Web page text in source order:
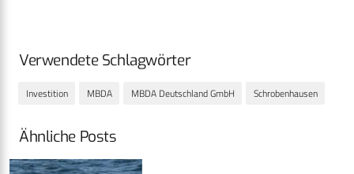
Verwendete Schlagwörter
Investition MBDA MBDA Deutschland GmbH Schrobenhausen
Ähnliche Posts